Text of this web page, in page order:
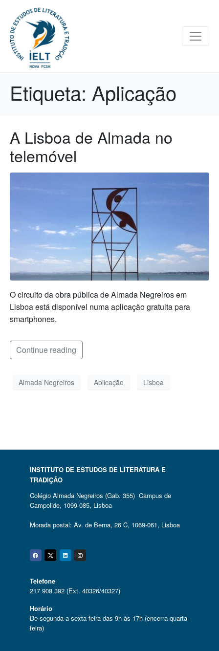
Etiqueta: Aplicação
A Lisboa de Almada no
telemóvel
O circuito da obra pública de Almada Negreiros em
Lisboa está disponível numa aplicação gratuita para
smartphones.
Continue reading
Almada Negreiros Aplicação Lisboa
INSTITUTO DE ESTUDOS DE LITERATURA E
TRADIÇÃO
Colégio Almada Negreiros (Gab. 355) Campus de
Campolide, 1099-085, Lisboa
Morada postal: Av. de Berna, 26 C, 1069-061, Lisboa
Facebook
Twitter
Linkedin
Instagram
Telefone
217 908 392 (Ext. 40326/40327)
Horário
De segunda a sexta-feira das 9h às 17h (encerra quarta-
feira)